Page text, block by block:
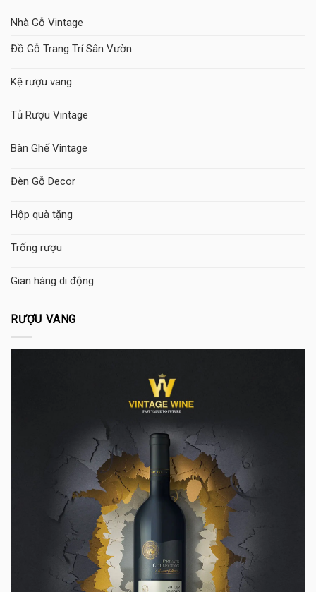
Nhà Gỗ Vintage
Đồ Gỗ Trang Trí Sân Vườn
Kệ rượu vang
Tủ Rượu Vintage
Bàn Ghế Vintage
Đèn Gỗ Decor
Hộp quà tặng
Trống rượu
Gian hàng di động
RƯỢU VANG